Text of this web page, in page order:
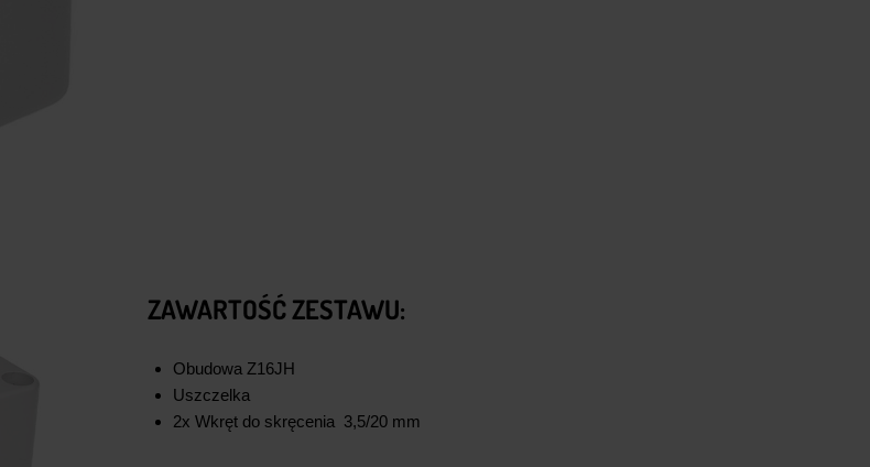
ZAWARTOŚĆ ZESTAWU:
Obudowa Z16JH
Uszczelka
2x Wkręt do skręcenia 3,5/20 mm